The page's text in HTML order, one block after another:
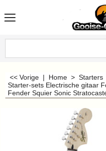
<< Vorige | Home > Starters
Starter-sets Electrische gitaar
Fender Squier Sonic